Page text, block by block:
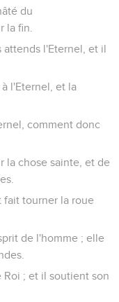
du
la fin.
attends l'Eternel, et il
l'Eternel, et la
comment donc
la chose sainte, et de
fait tourner la roue
de l'homme ; elle
; et il soutient son